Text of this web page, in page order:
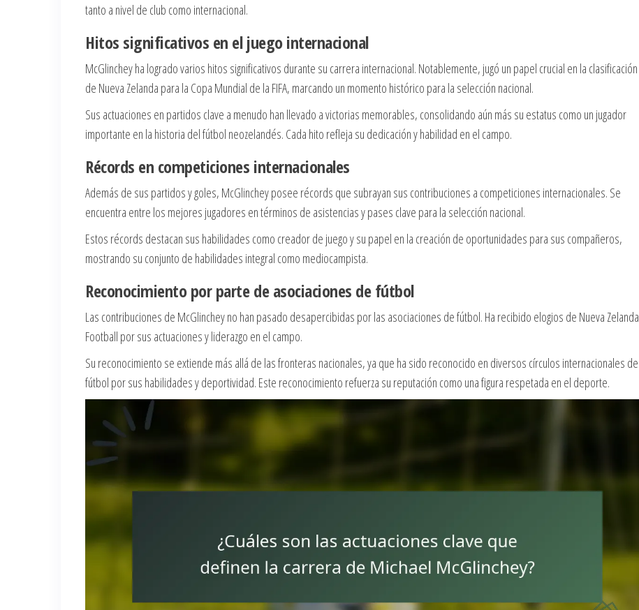
tanto a nivel de club como internacional.
Hitos significativos en el juego internacional
McGlinchey ha logrado varios hitos significativos durante su carrera internacional. Notablemente, jugó un papel crucial en la clasificación
de Nueva Zelanda para la Copa Mundial de la FIFA, marcando un momento histórico para la selección nacional.
Sus actuaciones en partidos clave a menudo han llevado a victorias memorables, consolidando aún más su estatus como un jugador
importante en la historia del fútbol neozelandés. Cada hito refleja su dedicación y habilidad en el campo.
Récords en competiciones internacionales
Además de sus partidos y goles, McGlinchey posee récords que subrayan sus contribuciones a competiciones internacionales. Se
encuentra entre los mejores jugadores en términos de asistencias y pases clave para la selección nacional.
Estos récords destacan sus habilidades como creador de juego y su papel en la creación de oportunidades para sus compañeros,
mostrando su conjunto de habilidades integral como mediocampista.
Reconocimiento por parte de asociaciones de fútbol
Las contribuciones de McGlinchey no han pasado desapercibidas por las asociaciones de fútbol. Ha recibido elogios de Nueva Zelanda
Football por sus actuaciones y liderazgo en el campo.
Su reconocimiento se extiende más allá de las fronteras nacionales, ya que ha sido reconocido en diversos círculos internacionales de
fútbol por sus habilidades y deportividad. Este reconocimiento refuerza su reputación como una figura respetada en el deporte.